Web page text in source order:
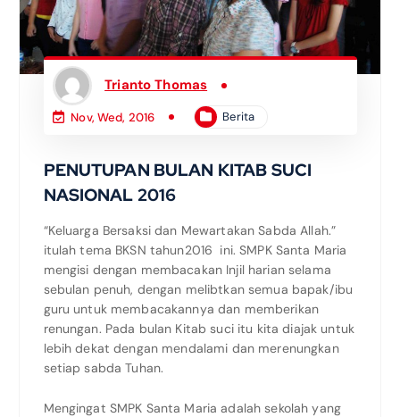
Trianto Thomas
Nov, Wed, 2016 Berita
PENUTUPAN BULAN KITAB SUCI
NASIONAL 2016
“Keluarga Bersaksi dan Mewartakan Sabda Allah.”
itulah tema BKSN tahun2016 ini. SMPK Santa Maria
mengisi dengan membacakan Injil harian selama
sebulan penuh, dengan melibtkan semua bapak/ibu
guru untuk membacakannya dan memberikan
renungan. Pada bulan Kitab suci itu kita diajak untuk
lebih dekat dengan mendalami dan merenungkan
setiap sabda Tuhan.
Mengingat SMPK Santa Maria adalah sekolah yang